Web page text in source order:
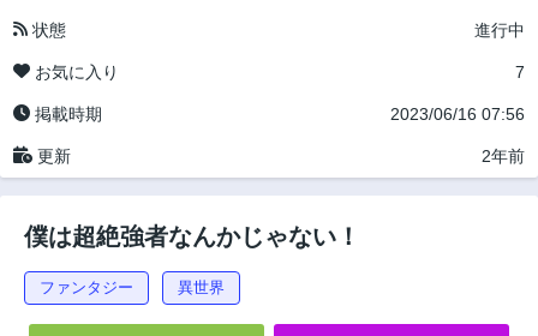
状態 進行中
お気に入り 7
掲載時期 2023/06/16 07:56
更新 2年前
僕は超絶強者なんかじゃない！
ファンタジー 異世界